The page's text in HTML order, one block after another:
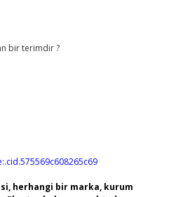
bir terimdir ?
herhangi bir marka, kurum